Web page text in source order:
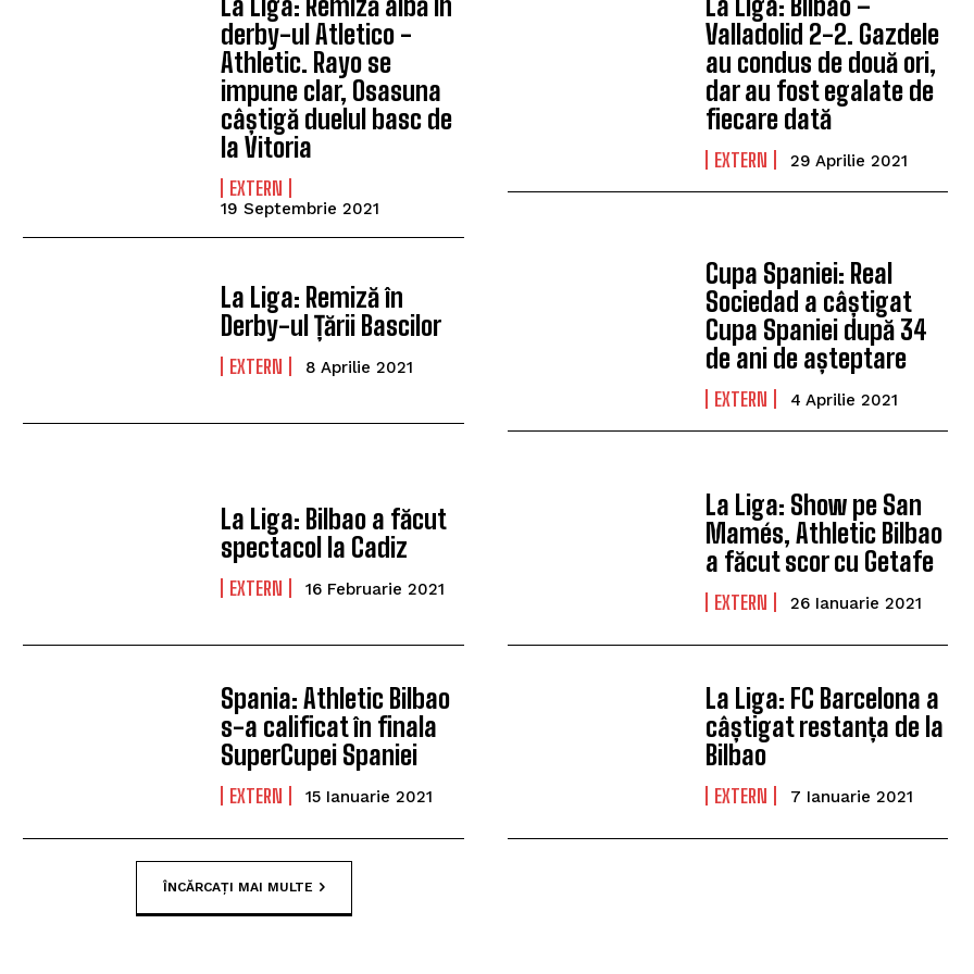
derby-ul Atletico -
Athletic. Rayo se
impune clar, Osasuna
câștigă duelul basc de
la Vitoria
EXTERN
19 Septembrie 2021
Valladolid 2-2. Gazdele
au condus de două ori,
dar au fost egalate de
fiecare dată
EXTERN 29 Aprilie 2021
La Liga: Remiză în
Derby-ul Țării Bascilor
EXTERN 8 Aprilie 2021
Cupa Spaniei: Real
Sociedad a câștigat
Cupa Spaniei după 34
de ani de așteptare
EXTERN 4 Aprilie 2021
La Liga: Bilbao a făcut
spectacol la Cadiz
EXTERN 16 Februarie 2021
La Liga: Show pe San
Mamés, Athletic Bilbao
a făcut scor cu Getafe
EXTERN 26 Ianuarie 2021
Spania: Athletic Bilbao
s-a calificat în finala
SuperCupei Spaniei
EXTERN 15 Ianuarie 2021
La Liga: FC Barcelona a
câștigat restanța de la
Bilbao
EXTERN 7 Ianuarie 2021
ÎNCĂRCAȚI MAI MULTE